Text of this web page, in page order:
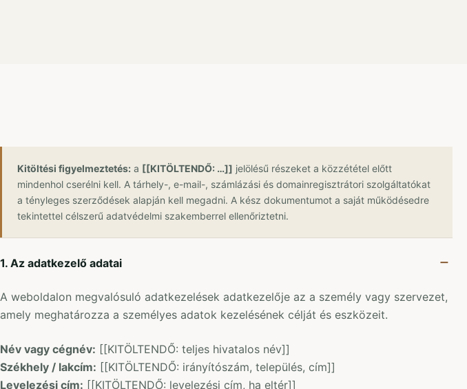
Kitöltési figyelmeztetés: a [[KITÖLTENDŐ: …]] jelölésű részeket a közzététel előtt
mindenhol cserélni kell. A tárhely-, e-mail-, számlázási és domainregisztrátori szolgáltatókat
a tényleges szerződések alapján kell megadni. A kész dokumentumot a saját működésedre
tekintettel célszerű adatvédelmi szakemberrel ellenőriztetni.
1. Az adatkezelő adatai
A weboldalon megvalósuló adatkezelések adatkezelője az a személy vagy szervezet,
amely meghatározza a személyes adatok kezelésének célját és eszközeit.
Név vagy cégnév: [[KITÖLTENDŐ: teljes hivatalos név]]
Székhely / lakcím: [[KITÖLTENDŐ: irányítószám, település, cím]]
Levelezési cím: [[KITÖLTENDŐ: levelezési cím, ha eltér]]